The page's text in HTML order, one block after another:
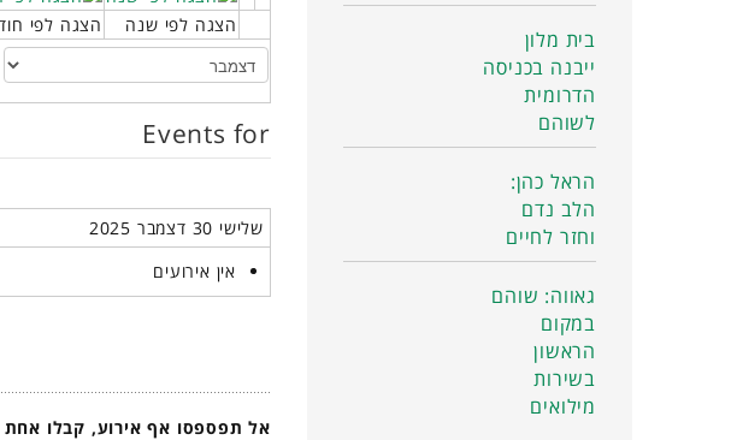
הצגה לפי שנה הצגה לפי
Events for
שלישי 30 דצמבר 2025
אין אירועים
אל תפספסו אף אירוע, קבלו
בית מלון
ייבנה בכניסה
הדרומית
לשוהם
הראל כהן:
הלב נדם
וחזר לחיים
גאווה: שוהם
במקום
הראשון
בשירות
מילואים